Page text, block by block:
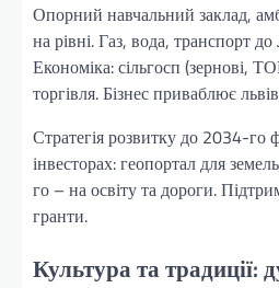
Опорний навчальний заклад,
на рівні. Газ, вода, транспорт
Економіка: сільгосп (зернові,
торгівля. Бізнес приваблює
Стратегія розвитку до 2034-го
інвесторах: геопортал для
го – на освіту та дороги.
гранти.
Культура та традиції: